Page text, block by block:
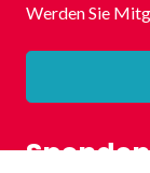
Werden Sie